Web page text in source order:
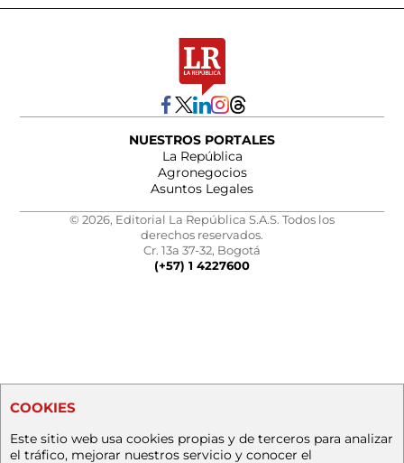
NUESTROS PORTALES
La República
Agronegocios
Asuntos Legales
© 2026, Editorial La República S.A.S. Todos los
derechos reservados.
Cr. 13a 37-32, Bogotá
(+57) 1 4227600
COOKIES
Este sitio web usa cookies propias y de terceros para analizar
el tráfico, mejorar nuestros servicio y conocer el